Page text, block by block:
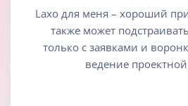
Laxo для меня – хороший
также может
только с заявками и
ведение